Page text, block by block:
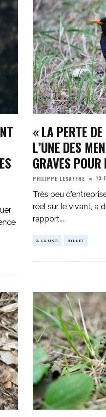
« LA PERTE
L’UNE DES
GRAVES
PHILIPPE LESAFFRE 13
Très peu
réel sur le vivant, a
rapport...
A LA UNE BILLET